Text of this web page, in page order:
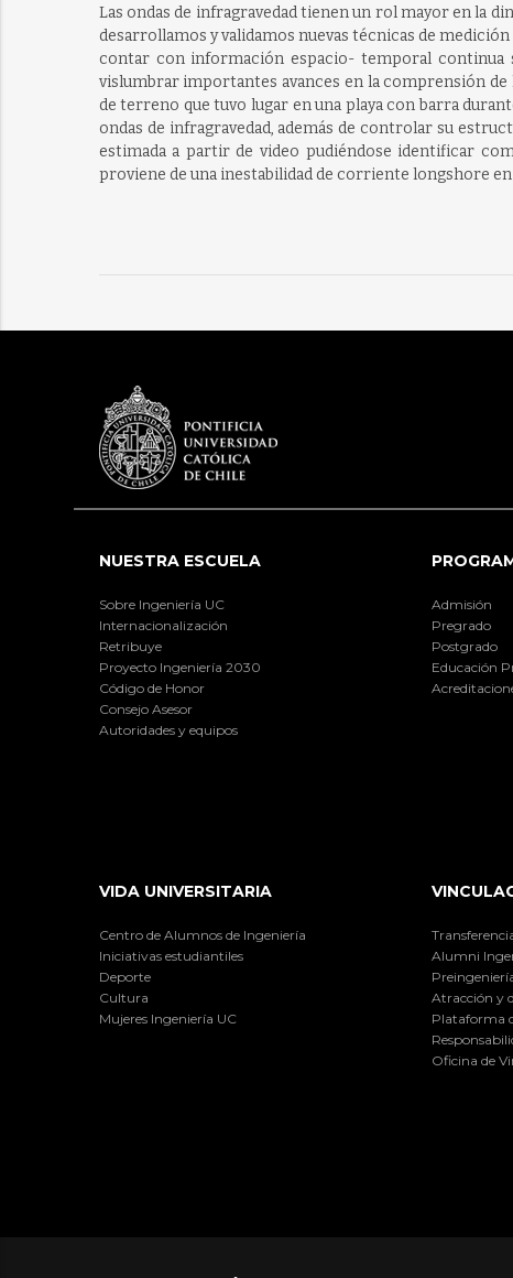
Las ondas de infragravedad tienen un rol mayor en la
desarrollamos y validamos nuevas técnicas de
contar con información espacio- temporal continua
vislumbrar importantes avances en la comprensión
de terreno que tuvo lugar en una playa con barra
ondas de infragravedad, además de controlar su
estimada a partir de video pudiéndose identificar
proviene de una inestabilidad de corriente longshore
NUESTRA ESCUELA
Sobre Ingeniería UC
Internacionalización
Retribuye
Proyecto Ingeniería 2030
Código de Honor
Consejo Asesor
Autoridades y equipos
Admisión
Pregrado
Postgrado
Educación
VIDA UNIVERSITARIA
Centro de Alumnos de Ingeniería
Iniciativas estudiantiles
Deporte
Cultura
Mujeres Ingeniería UC
Alumni
Atracción y
Plataforma
Oficina de